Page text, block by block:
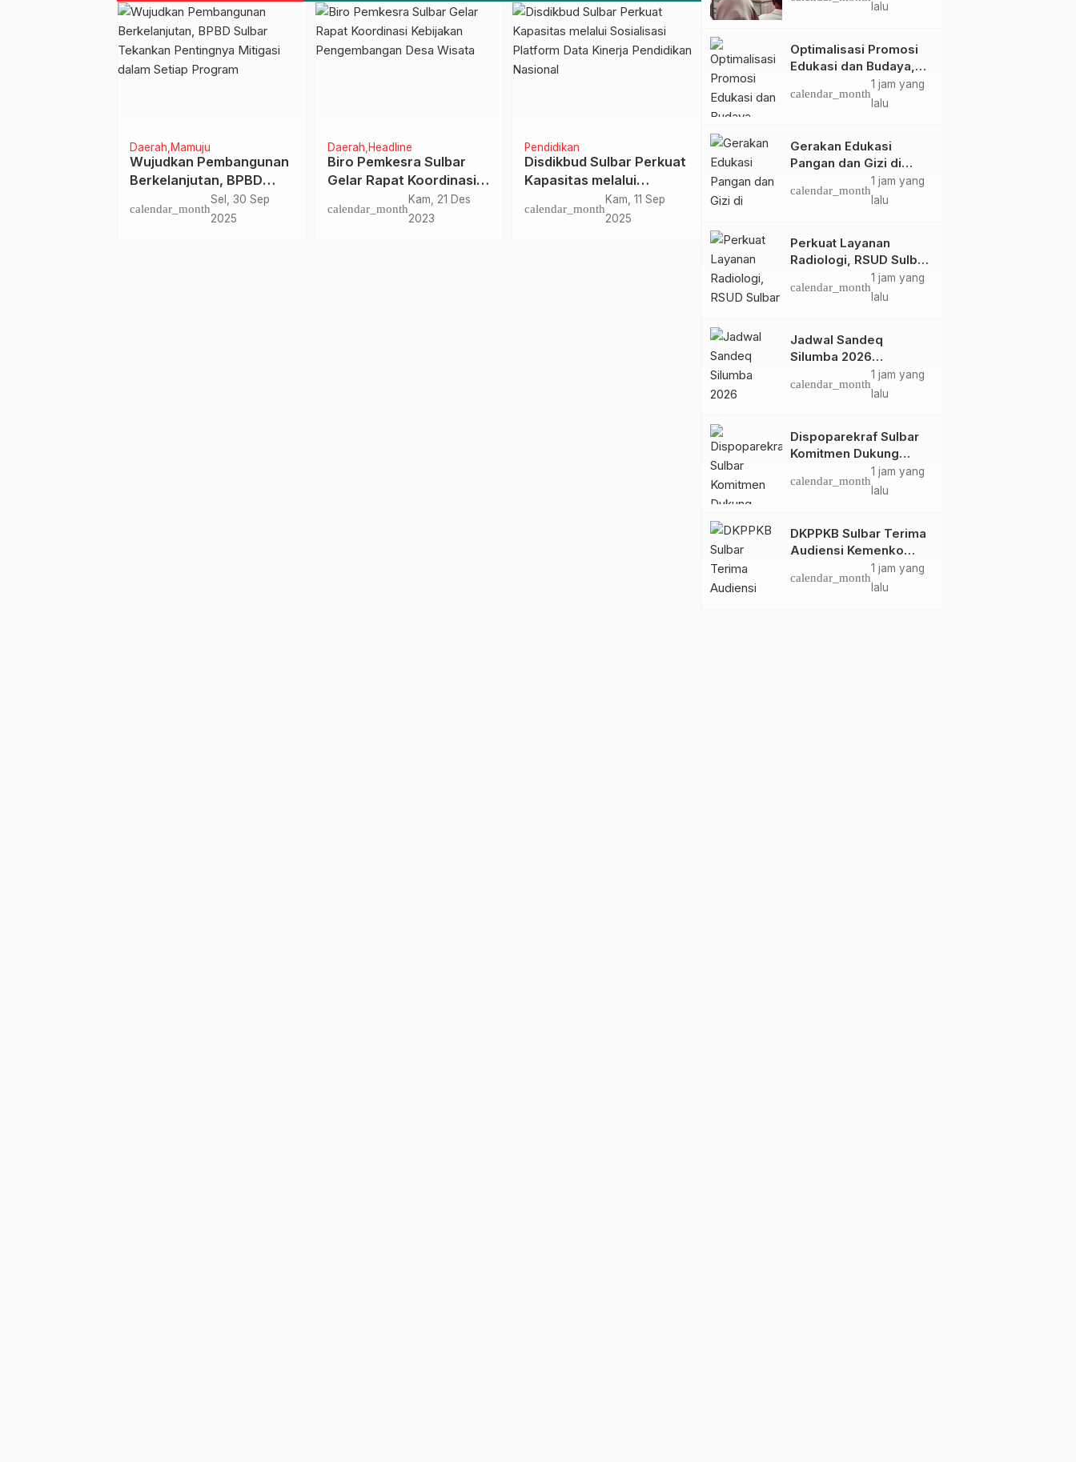
Coretax
Daerah Mamuju
Wujudkan Pembangunan
Berkelanjutan, BPBD
Sulbar Tekankan
Pentingnya Mitigasi
calendar_month
Sel, 30 Sep
2025
Daerah Headline
Biro Pemkesra Sulbar
Gelar Rapat Koordinasi
Pengembangan Desa
calendar_month
Kam, 21 Des
2023
Pendidikan
Disdikbud Sulbar Perkuat
Kapasitas melalui
Sosialisasi Platform Data
Kinerja Pendidikan
calendar_month
Kam, 11 Sep
2025
Headline Hukum
Latpra Ops Pekat
Marano 2026 Digelar,
Kapolda Sulbar
Kondusif Jelang
Ramadan
calendar_month
Rab, 21 Jan
Kakek di Kalukku Diduga
lalu
Optimalisasi Promosi
Edukasi dan Budaya,
Anjungan Provinsi
Sulawesi Barat Perkuat
TMII
calendar_month
1 jam yang
lalu
Gerakan Edukasi
Pangan dan Gizi di
Mamasa: Tingkatkan
Pengetahuan dan
calendar_month
1 jam yang
lalu
Perkuat Layanan
Radiologi, RSUD Sulbar
Sambut Kembali dr. Iis
Imelda, Sp.Rad
calendar_month
1 jam yang
lalu
Jadwal Sandeq
Silumba 2026
Dispoparekraf Sulbar
calendar_month
1 jam yang
lalu
Dispoparekraf Sulbar
Komitmen Dukung
Penyusunan RAD
TPB/SDGs Sulawesi
calendar_month
1 jam yang
lalu
DKPPKB Sulbar Terima
Audiensi Kemenko
Kumham Imipas RI,
Perkuat Pelayanan
calendar_month
1 jam yang
lalu